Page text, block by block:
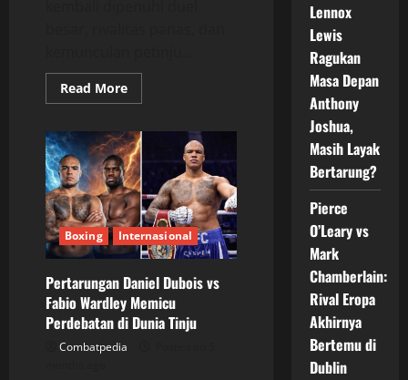
Read MoreRead
more
2026
Sedang
Gila!
Tyson
Fury,
Usyk,
dan
Dubois
Ramaikan
Dunia
Boxing Internasional
Pertarungan Daniel Dubois vs
Fabio Wardley Memicu
Perdebatan di Dunia Tinju
Combatpedia
Lennox
Lewis
Ragukan
Masa Depan
Anthony
Joshua,
Masih Layak
Bertarung?
Pierce
O’Leary vs
Mark
Chamberlain:
Rival Eropa
Akhirnya
Bertemu di
Dublin